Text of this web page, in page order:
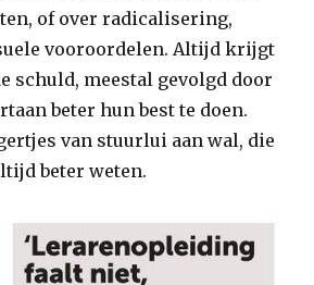
of over radicalisering,
vooroordelen. Altijd krijgt
schuld, meestal gevolgd door
beter hun best te doen.
van stuurlui aan wal, die
beter weten.